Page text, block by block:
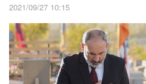
2021/09/27 10:15